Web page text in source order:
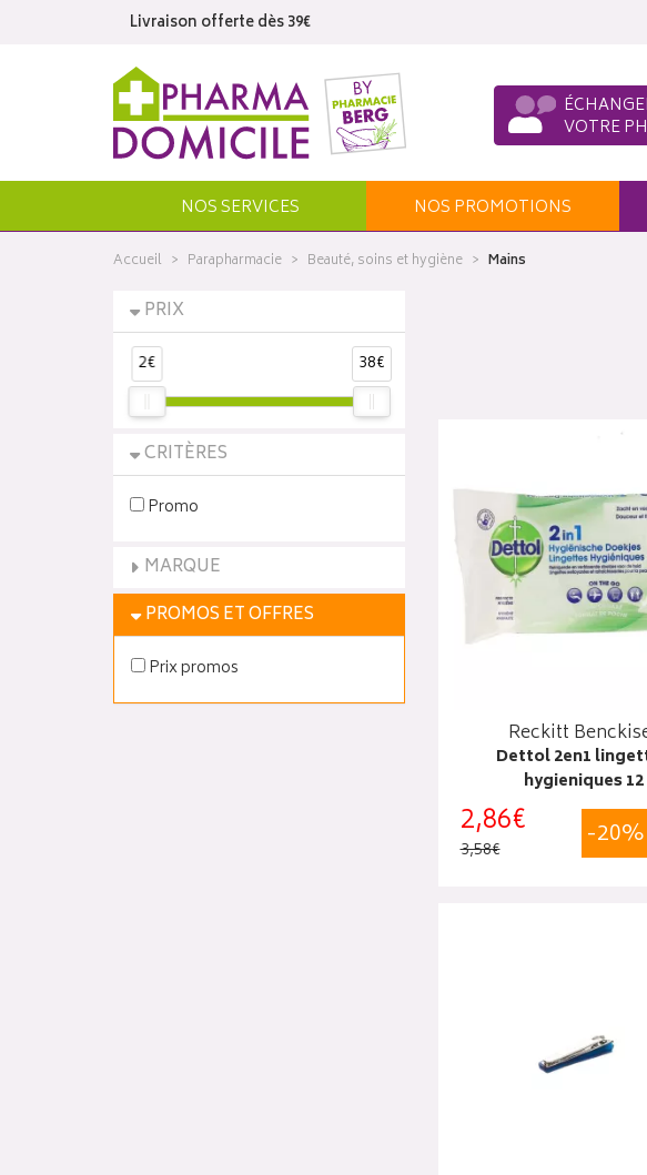
Livraison offerte dès 39€
VOTRE
NOS SERVICES NOS PROMOTIONS
Accueil Parapharmacie Beauté, soins et hygiène Mains
PRIX
2€ 38€
CRITÈRES
Promo
MARQUE
PROMOS ET OFFRES
Prix promos
Reckitt
Dettol 2en1
hygieniques 12
2,86€
3,58€ -20%